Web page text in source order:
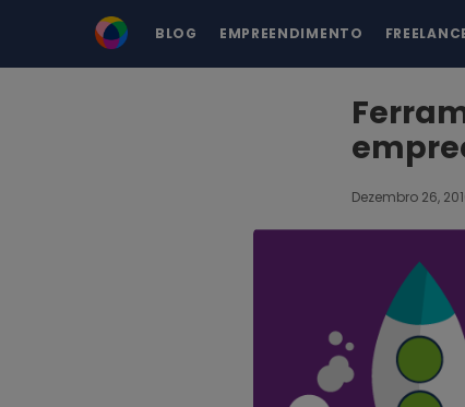
BLOG EMPREENDIMENTO
Dezembro 26,